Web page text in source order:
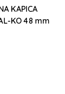
KAPICA
KO 48 mm